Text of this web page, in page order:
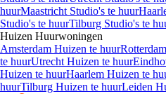
huurMaastricht Studio's te huur
Studio's te huurTilburg Studio's te
Huizen Huurwoningen
Amsterdam Huizen te huur
te huurUtrecht Huizen te huur
Huizen te huurHaarlem Huizen te
huurTilburg Huizen te huurLeiden